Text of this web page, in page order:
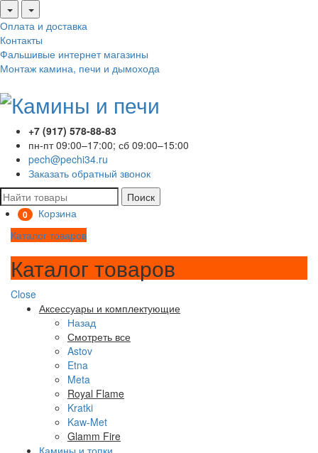
Оплата и доставка
Контакты
Фальшивые интернет магазины
Монтаж камина, печи и дымохода
+7 (917) 578-88-83
пн-пт 09:00–17:00; сб 09:00–15:00
pech@pechi34.ru
Заказать обратный звонок
Поиск
0
Корзина
Каталог товаров
Каталог товаров
Close
Аксессуары и комплектующие
Назад
Смотреть все
Astov
Etna
Meta
Royal Flame
Kratki
Kaw-Met
Glamm Fire
Камины и топки